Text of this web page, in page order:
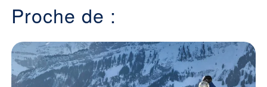
Proche de :